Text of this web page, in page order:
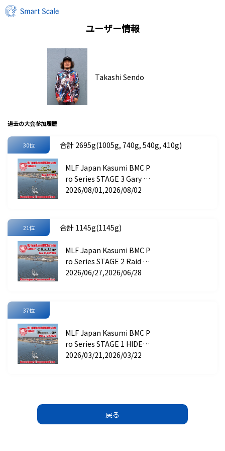
ユーザー情報
Takashi Sendo
過去の大会参加履歴
30位 合計 2695g(1005g, 740g, 540g, 410g)
MLF Japan Kasumi BMC P
ro Series STAGE 3 Gary In
ternational CUP
2026/08/01,2026/08/02
21位 合計 1145g(1145g)
MLF Japan Kasumi BMC P
ro Series STAGE 2 Raid Ja
pan CUP
2026/06/27,2026/06/28
37位
MLF Japan Kasumi BMC P
ro Series STAGE 1 HIDEU
P CUP
2026/03/21,2026/03/22
戻る